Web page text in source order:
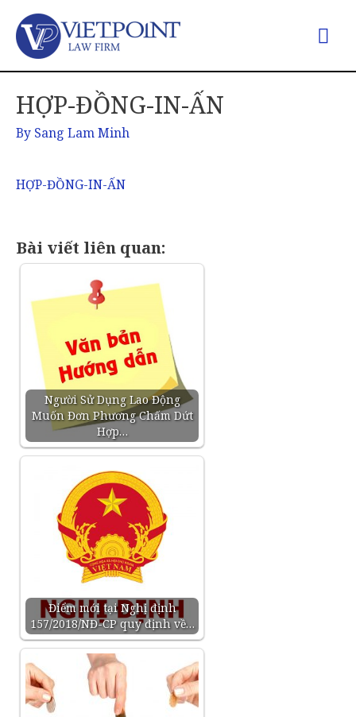
HỢP-ĐỒNG-IN-ẤN
By Sang Lam Minh
HỢP-ĐỒNG-IN-ẤN
Bài viết liên quan:
Người Sử Dụng Lao Động
Muốn Đơn Phương Chấm Dứt
Hợp…
Điểm mới tại Nghị định
157/2018/NĐ-CP quy định về…